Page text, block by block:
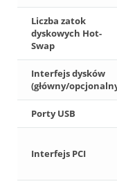
Liczba zatok
dyskowych Hot-
Swap
Interfejs dysków
(główny/
Porty USB
Interfejs PCI